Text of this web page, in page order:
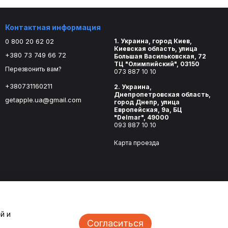
Контактная информация
0 800 20 62 02
+380 73 749 66 72
Перезвонить вам?
+380731160211
getapple.ua@gmail.com
1. Украина, город Киев,
Киевская область, улица
Большая Васильковская, 72
ТЦ "Олимпийский", 03150
073 887 10 10
2. Украина,
Днепропетровская область,
город Днепр, улица
Европейская, 9а, БЦ
"Delmar", 49000
093 887 10 10
Карта проезда
и
Согласиться